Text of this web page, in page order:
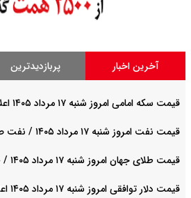
آخرین اخبار پربازدیدترین
قیمت سکه امامی امروز شنبه ۱۷ مرداد ۱۴۰۵ اعلام شد/ صعود قیمت سکه
قیمت نفت امروز شنبه ۱۷ مرداد ۱۴۰۵ / نفت صعودی شد + جدول
قیمت طلای جهان امروز شنبه ۱۷ مرداد ۱۴۰۵ / طلا صعودی شد + جدول
قیمت دلار توافقی امروز شنبه ۱۷ مرداد ۱۴۰۵ اعلام شد